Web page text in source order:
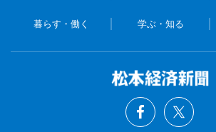
暮らす・働く 学ぶ・知る